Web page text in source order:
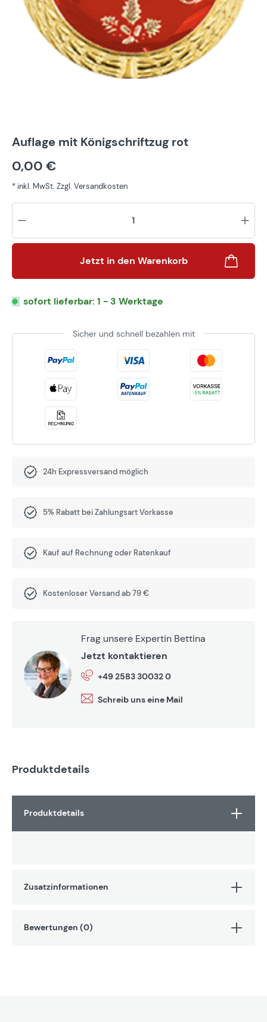
Auflage mit Königschriftzug rot
0,00 €
* inkl. MwSt. Zzgl. Versandkosten
Jetzt in den Warenkorb
sofort lieferbar: 1 - 3 Werktage
Sicher und schnell bezahlen mit
24h Expressversand möglich
5% Rabatt bei Zahlungsart Vorkasse
Kauf auf Rechnung oder Ratenkauf
Kostenloser Versand ab 79 €
Frag unsere Expertin Bettina
Jetzt kontaktieren
+49 2583 30032 0
Schreib uns eine Mail
Produktdetails
Produktdetails
Zusatzinformationen
Bewertungen (0)